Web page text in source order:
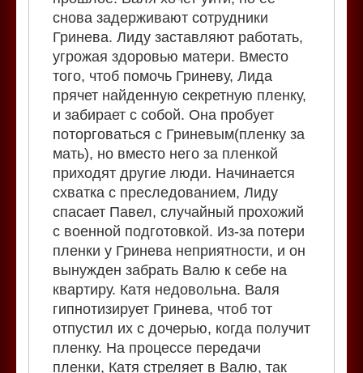
снова задерживают сотрудники
Гринева. Лиду заставляют работать,
угрожая здоровью матери. Вместо
того, чтоб помочь Гриневу, Лида
прячет найденную секретную пленку,
и забирает с собой. Она пробует
поторговаться с Гриневым(пленку за
мать), но вместо него за пленкой
приходят другие люди. Начинается
схватка с преследованием, Лиду
спасает Павел, случайный прохожий
с военной подготовкой. Из-за потери
пленки у Гринева неприятности, и он
вынужден забрать Валю к себе на
квартиру. Катя недовольна. Валя
гипнотизирует Гринева, чтоб тот
отпустил их с дочерью, когда получит
пленку. На процессе передачи
пленки, Катя стреляет в Валю, так